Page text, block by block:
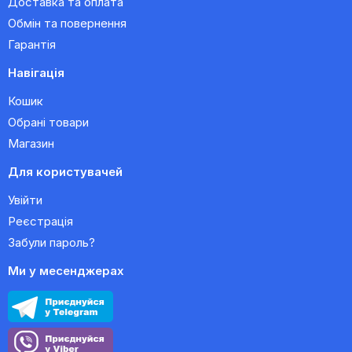
Обмін та повернення
Гарантія
Навігація
Кошик
Обрані товари
Магазин
Для користувачей
Увійти
Реєстрація
Забули пароль?
Ми у месенджерах